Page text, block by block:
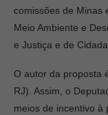
comissões de Minas
Meio Ambiente e
e Justiça e de
O autor da proposta
RJ). Assim, o
meios de incentivo à